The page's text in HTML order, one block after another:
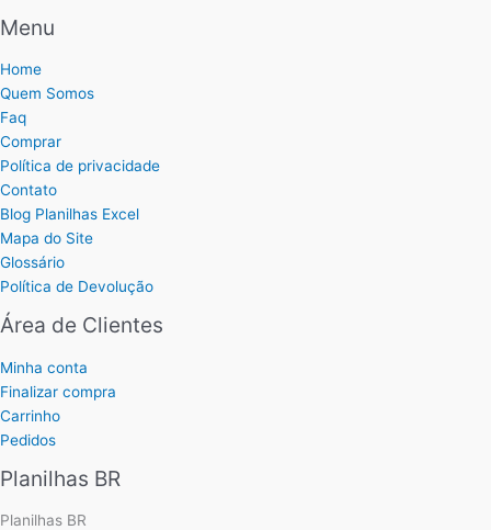
Menu
Home
Quem Somos
Faq
Comprar
Política de privacidade
Contato
Blog Planilhas Excel
Mapa do Site
Glossário
Política de Devolução
Área de Clientes
Minha conta
Finalizar compra
Carrinho
Pedidos
Planilhas BR
Planilhas BR